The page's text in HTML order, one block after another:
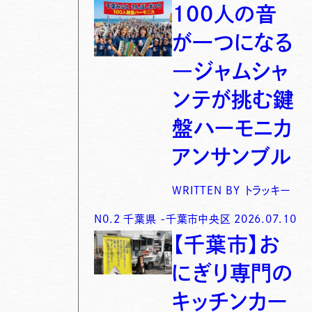
100人の音
が一つになる
―ジャムシャ
ンテが挑む鍵
盤ハーモニカ
アンサンブル
WRITTEN BY トラッキー
N0. 2 千葉県 -千葉市中央区 2026.07.10
【千葉市】お
にぎり専門の
キッチンカー